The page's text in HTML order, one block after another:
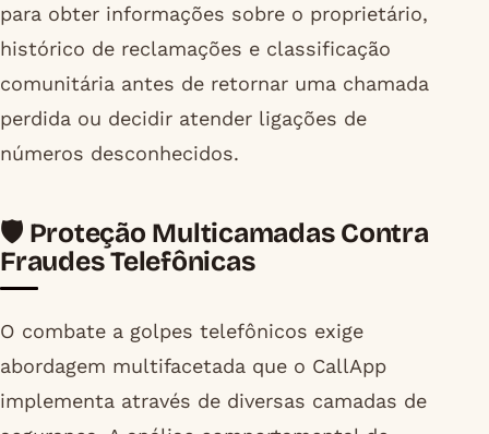
para obter informações sobre o proprietário,
histórico de reclamações e classificação
comunitária antes de retornar uma chamada
perdida ou decidir atender ligações de
números desconhecidos.
🛡️ Proteção Multicamadas Contra
Fraudes Telefônicas
O combate a golpes telefônicos exige
abordagem multifacetada que o CallApp
implementa através de diversas camadas de